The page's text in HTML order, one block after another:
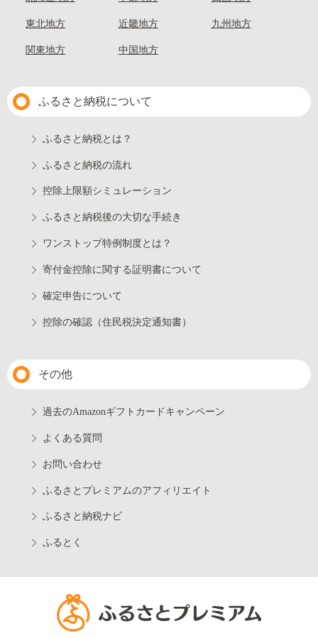
東北地方
関東地方
近畿地方
中国地方
九州地方
ふるさと納税について
ふるさと納税とは？
ふるさと納税の流れ
控除上限額シミュレーション
ふるさと納税後の大切な手続き
ワンストップ特例制度とは？
寄付金控除に関する証明書について
確定申告について
控除の確認（住民税決定通知書）
その他
過去のAmazonギフトカードキャンペーン
よくある質問
お問い合わせ
ふるさとプレミアムのアフィリエイト
ふるさと納税ナビ
ふるとく